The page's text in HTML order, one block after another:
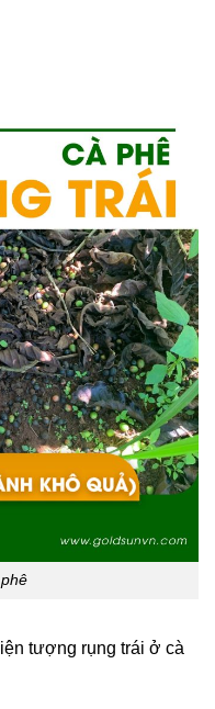
tượng rụng trái ở cà